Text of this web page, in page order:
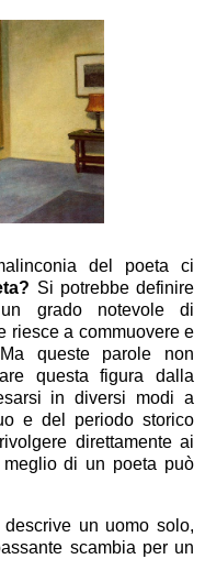
del poeta ci
Si potrebbe definire
grado notevole di
riesce a commuovere e
queste parole non
questa figura dalla
in diversi modi a
e del periodo storico
direttamente ai
di un poeta può
descrive un uomo solo,
scambia per un